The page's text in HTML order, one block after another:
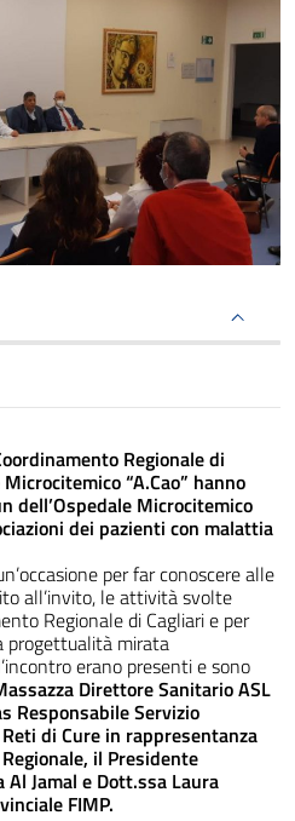
Regionale di
“A.Cao” hanno
dell’Ospedale Microcitemico
dei pazienti con malattia
per far conoscere alle
all’invito, le attività svolte
Regionale di Cagliari e per
progettualità mirata
erano presenti e sono
Direttore Sanitario ASL
Responsabile Servizio
di Cure in rappresentanza
il Presidente
Al Jamal e Dott.ssa Laura
FIMP.